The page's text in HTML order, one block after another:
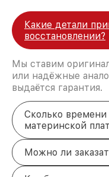
Какие детали
восстановлении?
Мы ставим
или надёжные
выдаётся гарантия.
Сколько времени
материнской
Можно ли